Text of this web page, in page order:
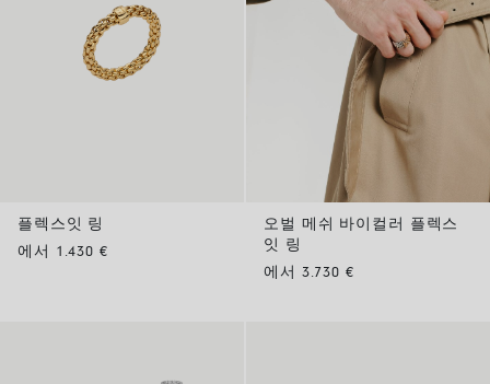
플렉스잇 링
에서 1.430 €
오벌 메쉬 바이컬러 플렉스
잇 링
에서 3.730 €